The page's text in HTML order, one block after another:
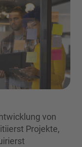
von
Projekte,